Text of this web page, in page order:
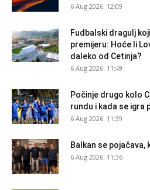
6 Aug 2026. 12:09
Fudbalski dragulj
premijeru: Hoće li
daleko od Cetinja?
6 Aug 2026. 11:49
Počinje drugo kolo
rundu i kada se igra
6 Aug 2026. 11:39
Balkan se pojačava,
6 Aug 2026. 11:36